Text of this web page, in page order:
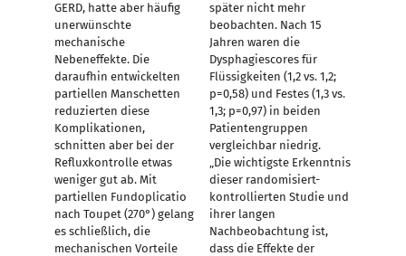
GERD, hatte aber häufig
unerwünschte
mechanische
Nebeneffekte. Die
daraufhin entwickelten
partiellen Manschetten
reduzierten diese
Komplikationen,
schnitten aber bei der
Refluxkontrolle etwas
weniger gut ab. Mit
partiellen Fundoplicatio
nach Toupet (270°) gelang
es schließlich, die
mechanischen Vorteile
später nicht mehr
beobachten. Nach 15
Jahren waren die
Dysphagiescores für
Flüssigkeiten (1,2 vs. 1,2;
p=0,58) und Festes (1,3 vs.
1,3; p=0,97) in beiden
Patientengruppen
vergleichbar niedrig.
„Die wichtigste Erkenntnis
dieser randomisiert-
kontrollierten Studie und
ihrer langen
Nachbeobachtung ist,
dass die Effekte der